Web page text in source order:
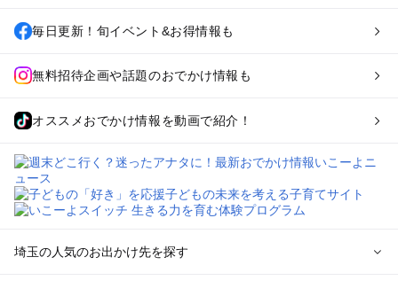
毎日更新！旬イベント&お得情報も
無料招待企画や話題のおでかけ情報も
オススメおでかけ情報を動画で紹介！
埼玉の人気のお出かけ先を探す